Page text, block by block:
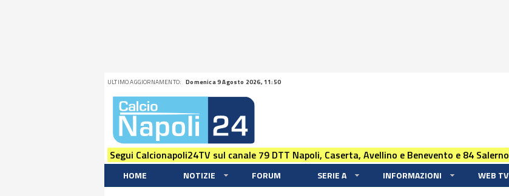
ULTIMO AGGIORNAMENTO: Domenica 9 Agosto 2026, 11:50
Segui Calcionapoli24TV sul canale 79 DTT Napoli, Caserta, Avellino e Benevento e 84 Salerno
HOME NOTIZIE FORUM SERIE A INFORMAZIONI WEB TV